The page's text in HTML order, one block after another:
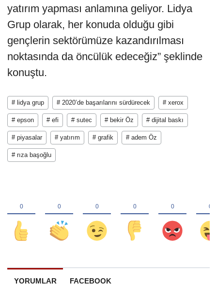
yatırım yapması anlamına geliyor. Lidya
Grup olarak, her konuda olduğu gibi
gençlerin sektörümüze kazandırılması
noktasında da öncülük edeceğiz” şeklinde
konuştu.
# lidya grup # 2020’de başarılarını sürdürecek # xerox
# epson # efi # sutec # bekir Öz # dijital baskı
# piyasalar # yatırım # grafik # adem Öz
# rıza başoğlu
YORUMLAR FACEBOOK